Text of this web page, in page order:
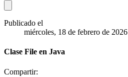
Publicado el
miércoles, 18 de febrero de 2026
Clase File en Java
Compartir: